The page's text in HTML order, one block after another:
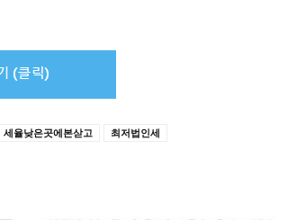
세율낮은곳에본삳고 최저법인세